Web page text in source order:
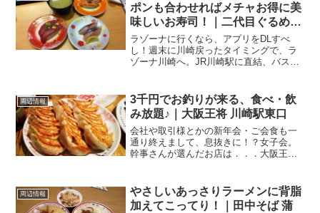
ポンも合わせればメチャお得に美
味しいお寿司！｜二代目ぐるめ亭
ラゾーナ
ラゾーナに行くなら、アプリをDLすべ
し！週末に川崎戻ったタイミングで、ラ
ゾーナ川崎へ。JR川崎駅に直結、バスタ
言え、ランチタイムのラゾーナ川崎、ど
このお店も大混雑。まぁ...
周辺情報
3千円でお釣りが来る、食べ・飲
み放題♪｜大阪王将 川崎駅東口
会社や取引様とかの新年会・ご会食も一
通り終えまして、息抜きに！？女子会。
幹事さんが選んだお店は．．．大阪王将
ら地下街のアゼリアを抜け、たちばば通
りを5分ほど歩いた...
周辺情報
やさしいあっさりラーメンに背脂
加えてこってり！｜田中そば 蒲